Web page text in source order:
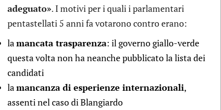
adeguato». I motivi per i quali i parlamentari
pentastellati 5 anni fa votarono contro erano:
la mancata trasparenza: il governo giallo-verde
questa volta non ha neanche pubblicato la lista dei
candidati
la mancanza di esperienze internazionali,
assenti nel caso di Blangiardo